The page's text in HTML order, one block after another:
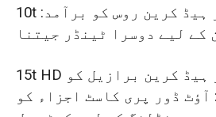
10t انڈر ہنگ اوور ہیڈ کرین روس کو برآمد:
کے لیے دوسرا ٹینڈر جیتنا
15t HD پریمیم اوور ہیڈ کرین برازیل کو
آؤٹ ڈور پری کاسٹ اجزاء کو